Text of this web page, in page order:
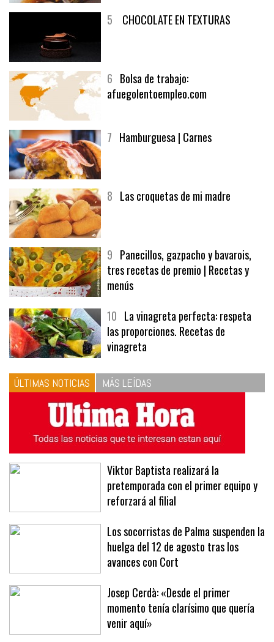
6Bolsa de trabajo:
9Panecillos, gazpacho y bavarois,
tres recetas de premio | Recetas y
menús
10La vinagreta perfecta: respeta
las proporciones. Recetas de
vinagreta
ÚLTIMAS NOTICIAS MÁS LEÍDAS
Viktor Baptista realizará la
pretemporada con el primer equipo y
reforzará al filial
Los socorristas de Palma suspenden la
huelga del 12 de agosto tras los
avances con Cort
Josep Cerdà: «Desde el primer
momento tenía clarísimo que quería